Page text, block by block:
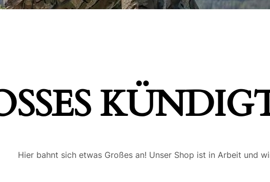
Hier bahnt sich etwas Großes an! Unser Shop ist in Arbeit und